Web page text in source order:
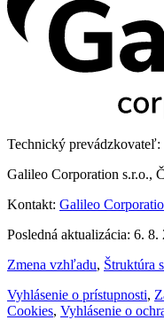
Technický prevádzkovateľ:
Galileo Corporation s.r.o.,
Kontakt: Galileo
Posledná aktualizácia: 6. 8.
Zmena vzhľadu, Štruktúra
Vyhlásenie o prístupnosti,
Cookies, Vyhlásenie o